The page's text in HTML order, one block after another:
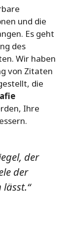
und die
Es geht
des
Wir haben
von Zitaten
die
Ihre
der
der